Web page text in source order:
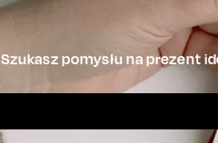
Szukasz pomysłu na prezent